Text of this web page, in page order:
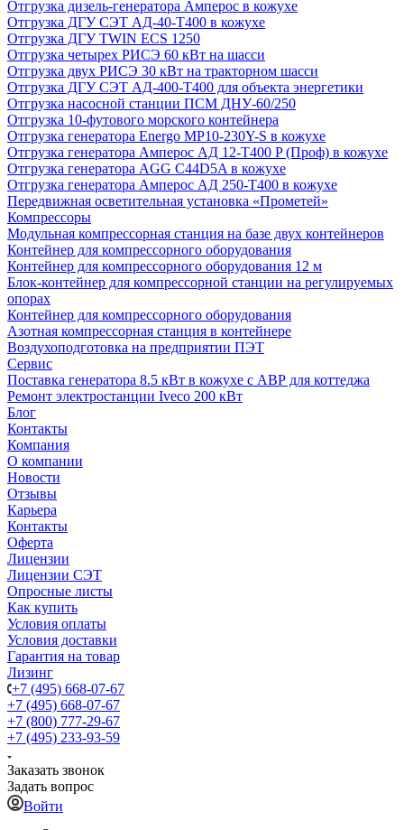
Отгрузка дизель-генератора Амперос в кожухе
Отгрузка ДГУ СЭТ АД-40-Т400 в кожухе
Отгрузка ДГУ TWIN ECS 1250
Отгрузка четырех РИСЭ 60 кВт на шасси
Отгрузка двух РИСЭ 30 кВт на тракторном шасси
Отгрузка ДГУ СЭТ АД-400-Т400 для объекта энергетики
Отгрузка насосной станции ПСМ ДНУ-60/250
Отгрузка 10-футового морского контейнера
Отгрузка генератора Energo MP10-230Y-S в кожухе
Отгрузка генератора Амперос АД 12-Т400 P (Проф) в кожухе
Отгрузка генератора AGG C44D5A в кожухе
Отгрузка генератора Амперос АД 250-Т400 в кожухе
Передвижная осветительная установка «Прометей»
Компрессоры
Модульная компрессорная станция на базе двух контейнеров
Контейнер для компрессорного оборудования
Контейнер для компрессорного оборудования 12 м
Блок-контейнер для компрессорной станции на регулируемых
опорах
Контейнер для компрессорного оборудования
Азотная компрессорная станция в контейнере
Воздухоподготовка на предприятии ПЭТ
Сервис
Поставка генератора 8.5 кВт в кожухе с АВР для коттеджа
Ремонт электростанции Iveco 200 кВт
Блог
Контакты
Компания
О компании
Новости
Отзывы
Карьера
Контакты
Оферта
Лицензии
Лицензии СЭТ
Опросные листы
Как купить
Условия оплаты
Условия доставки
Гарантия на товар
Лизинг
+7 (495) 668-07-67
+7 (495) 668-07-67
+7 (800) 777-29-67
+7 (495) 233-93-59
Заказать звонок
Задать вопрос
Войти